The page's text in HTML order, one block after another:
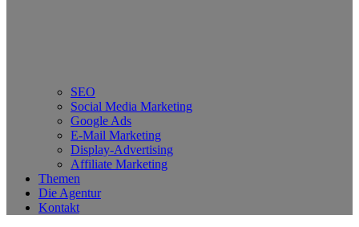
SEO
Social Media Marketing
Google Ads
E-Mail Marketing
Display-Advertising
Affiliate Marketing
Themen
Die Agentur
Kontakt